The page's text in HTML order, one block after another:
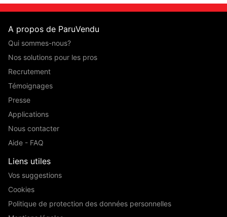
A propos de ParuVendu
Qui sommes-nous?
Nos solutions pour les pros
Recrutement
Témoignages
Presse
Applications
Nous contacter
Aide - FAQ
Liens utiles
Vos suggestions
Cookies
Politique de protection des données personnelles